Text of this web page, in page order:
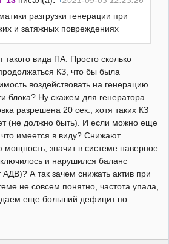
разгрузки генерации при
и затяжных повреждениях
такого вида ПА. Просто сколько
КЗ, что бы была
воздействовать на генерацию
блока? Ну скажем для генератора
разрешена 20 сек., хотя таких КЗ
(не должно быть). И если можно еще
имеется в виду? Снижают
мощность, значит в системе наверное
и нарушился баланс
АДВ)? А так зачем снижать актив при
не совсем понятно, частота упала,
еще больший дефицит по